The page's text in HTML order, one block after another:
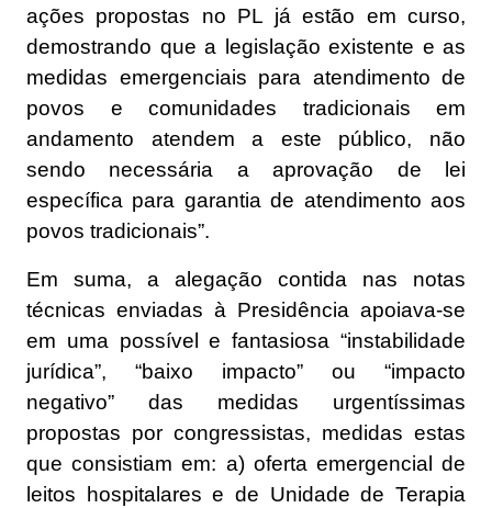
ações propostas no PL já estão em curso,
demostrando que a legislação existente e as
medidas emergenciais para atendimento de
povos e comunidades tradicionais em
andamento atendem a este público, não
sendo necessária a aprovação de lei
específica para garantia de atendimento aos
povos tradicionais”.
Em suma, a alegação contida nas notas
técnicas enviadas à Presidência apoiava-se
em uma possível e fantasiosa “instabilidade
jurídica”, “baixo impacto” ou “impacto
negativo” das medidas urgentíssimas
propostas por congressistas, medidas estas
que consistiam em: a) oferta emergencial de
leitos hospitalares e de Unidade de Terapia